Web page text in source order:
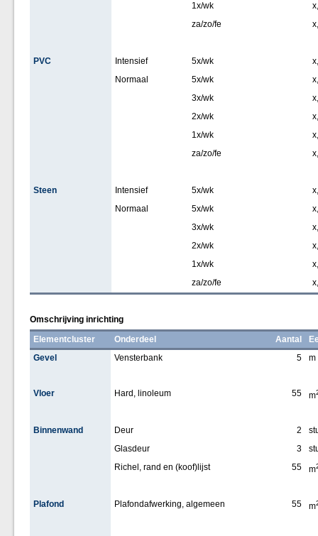
1x/wk
za/zo/fe
PVC Intensief 5x/wk
Normaal
5x/wk
3x/wk
2x/wk
1x/wk
za/zo/fe
Steen Intensief 5x/wk
Normaal
5x/wk
3x/wk
2x/wk
1x/wk
za/zo/fe
Omschrijving inrichting
Elementcluster
Onderdeel Aantal
Gevel
Vensterbank 5 m
Vloer Hard, linoleum 55 m
Binnenwand Deur 2
Glasdeur
3
Richel, rand en (koof)lijst
55 m
Plafond Plafondafwerking, algemeen 55 m